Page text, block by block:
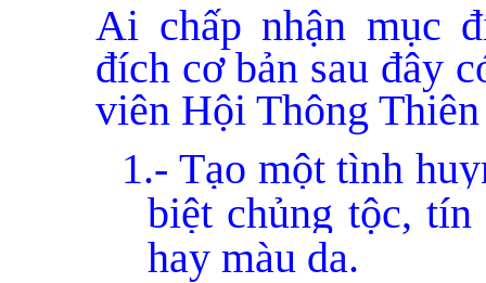
Ai chấp nhận mục
đích cơ bản sau đây
viên Hội Thông
1.- Tạo một tình
biệt chủng tộc,
hay màu da.